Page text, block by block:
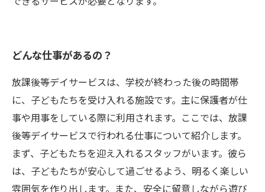
どんな仕事があるの？
放課後等デイサービスは、学校が終わった後の時間帯
に、子どもたちを受け入れる施設です。主に保護者が仕
事や用事をしている際に利用されます。ここでは、放課
後等デイサービスで行われる仕事について紹介します。
まず、子どもたちを迎え入れるスタッフがいます。彼ら
は、子どもたちが安心して過ごせるよう、明るく楽しい